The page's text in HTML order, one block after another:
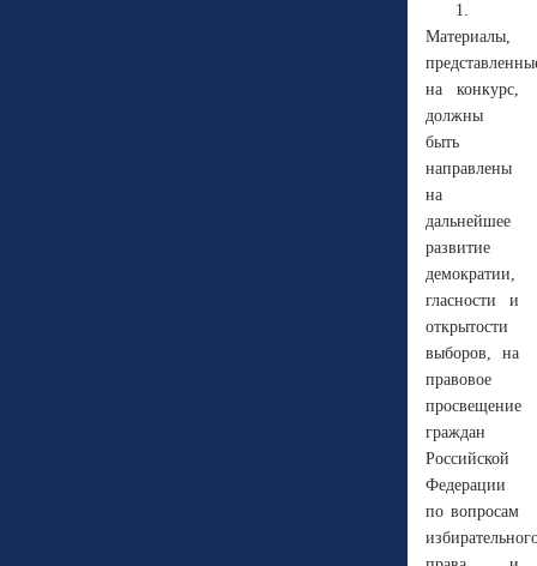
1.
Материалы,
на конкурс,
должны
быть
направлены
на
дальнейшее
развитие
демократии,
гласности и
открытости
выборов, на
правовое
просвещение
граждан
Российской
Федерации
по вопросам